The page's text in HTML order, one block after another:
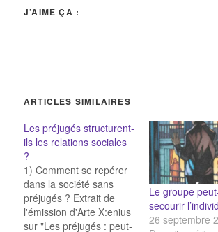
J’AIME ÇA :
ARTICLES SIMILAIRES
Les préjugés structurent-
ils les relations sociales
?
1) Comment se repérer
dans la société sans
préjugés ? Extrait de
l'émission d'Arte X:enius
sur "Les préjugés : peut-
Le groupe
secourir
26 septembre